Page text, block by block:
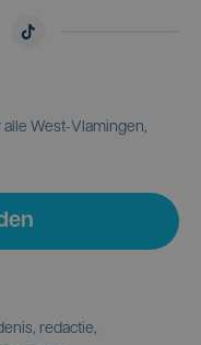
West-Vlamingen,
redactie,